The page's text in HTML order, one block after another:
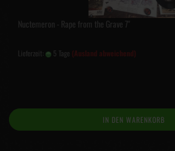
Nuctemeron - Rape from the Grave 7"
Lieferzeit: 5 Tage (Ausland abweichend)
IN DEN WARENKORB